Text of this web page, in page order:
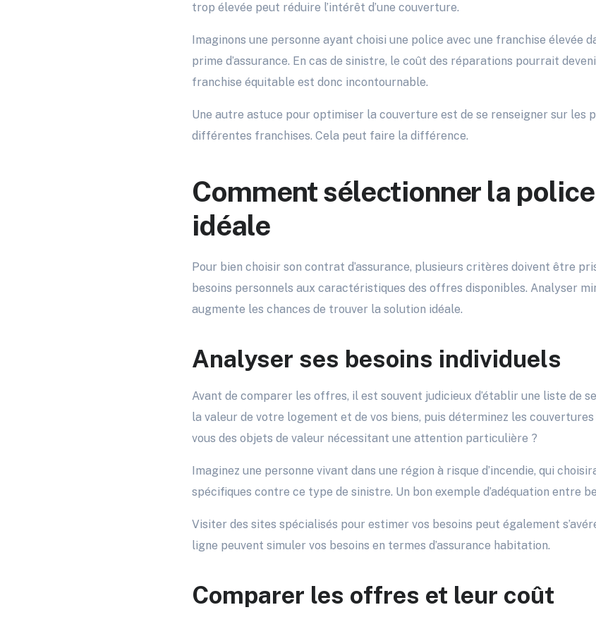
trop élevée peut réduire l’intérêt d’une couverture.
Imaginons une personne ayant choisi une police avec une franchise élevée
prime d’assurance. En cas de sinistre, le coût des réparations pourrait
franchise équitable est donc incontournable.
Une autre astuce pour optimiser la couverture est de se renseigner sur les
différentes franchises. Cela peut faire la différence.
Comment sélectionner la police
idéale
Pour bien choisir son contrat d’assurance, plusieurs critères doivent être
besoins personnels aux caractéristiques des offres disponibles. Analyser
augmente les chances de trouver la solution idéale.
Analyser ses besoins individuels
Avant de comparer les offres, il est souvent judicieux d’établir une liste de
la valeur de votre logement et de vos biens, puis déterminez les
vous des objets de valeur nécessitant une attention particulière ?
Imaginez une personne vivant dans une région à risque d’incendie, qui
spécifiques contre ce type de sinistre. Un bon exemple d’adéquation entre
Visiter des sites spécialisés pour estimer vos besoins peut également
ligne peuvent simuler vos besoins en termes d’assurance habitation.
Comparer les offres et leur coût